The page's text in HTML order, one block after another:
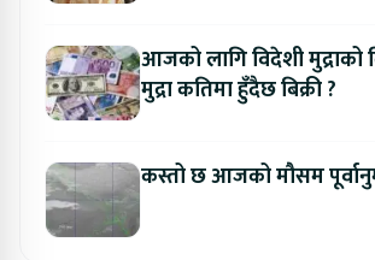
आजको लागि विदेशी मुद्राको
मुद्रा कतिमा हुँदैछ बिक्री ?
कस्तो छ आजको मौसम